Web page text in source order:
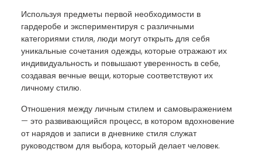
Используя предметы первой необходимости в
гардеробе и экспериментируя с различными
категориями стиля, люди могут открыть для себя
уникальные сочетания одежды, которые отражают их
индивидуальность и повышают уверенность в себе,
создавая вечные вещи, которые соответствуют их
личному стилю.
Отношения между личным стилем и самовыражением
— это развивающийся процесс, в котором вдохновение
от нарядов и записи в дневнике стиля служат
руководством для выбора, который делает человек.